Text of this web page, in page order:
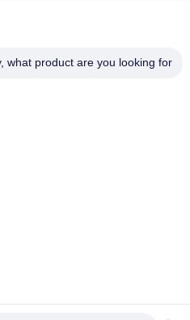
Good day, what product are